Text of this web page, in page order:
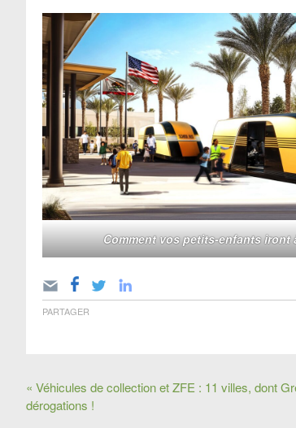
Comment vos petits-enfants iront
PARTAGER
« Véhicules de collection et ZFE : 11 villes, dont
dérogations !